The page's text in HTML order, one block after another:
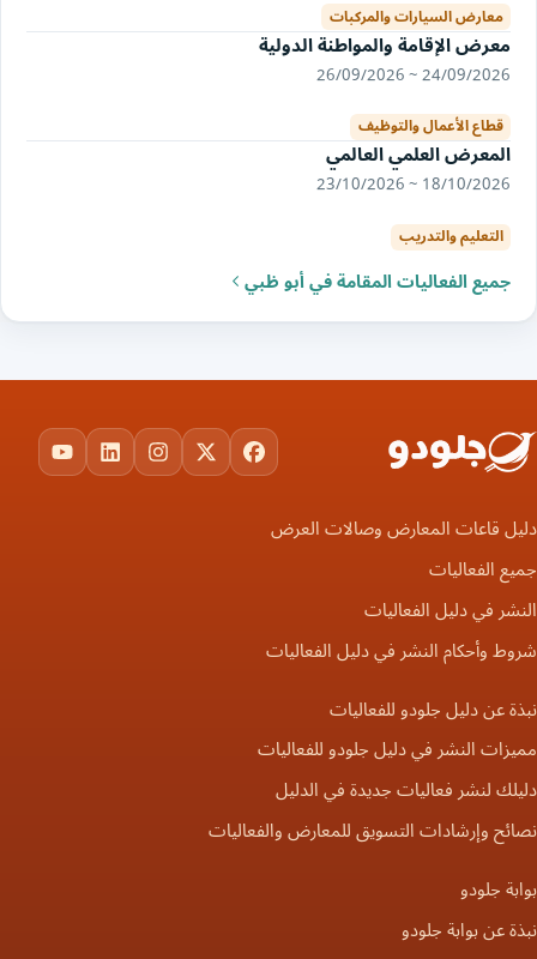
معارض السيارات والمركبات
معرض الإقامة والمواطنة الدولية
24/09/2026 ~ 26/09/2026
قطاع الأعمال والتوظيف
المعرض العلمي العالمي
18/10/2026 ~ 23/10/2026
التعليم والتدريب
جميع الفعاليات المقامة في أبو ظبي
Facebook
X
Instagram
LinkedIn
دليل قاعات المعارض وصالات العرض
جميع الفعاليات
النشر في دليل الفعاليات
شروط وأحكام النشر في دليل الفعاليات
نبذة عن دليل جلودو للفعاليات
مميزات النشر في دليل جلودو للفعاليات
دليلك لنشر فعاليات جديدة في الدليل
نصائح وإرشادات التسويق للمعارض والفعاليات
بوابة جلودو
نبذة عن بوابة جلودو